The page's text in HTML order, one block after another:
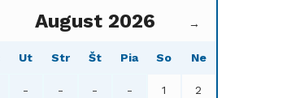
August 2026 →
Ut Str Št Pia So Ne
- - - - 1 2